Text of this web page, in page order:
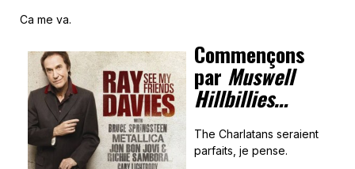
Ca me va.
Commençons
par Muswell
Hillbillies…
The Charlatans seraient
parfaits, je pense.